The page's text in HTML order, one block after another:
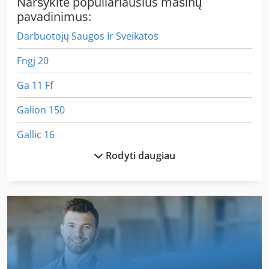
pavadinimus:
Darbuotojų Saugos Ir Sveikatos
Fngj 20
Ga 11 Ff
Galion 150
Gallic 16
Gkt 60
Gws 25 230
Rodyti daugiau